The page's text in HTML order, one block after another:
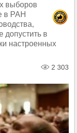
выборов
в РАН
допустить в
настроенных
2 303